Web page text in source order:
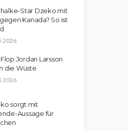
Star Dzeko mit
Kanada? So ist
2026
Jordan Larsson
die Wüste
2026
sorgt mit
Aussage für